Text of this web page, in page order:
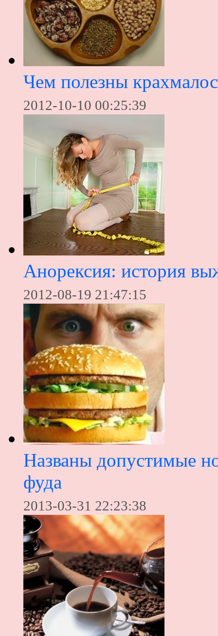
Чем полезны
2012-10-10 00:25:39
Анорексия: история
2012-08-19 21:47:15
Названы допустимые
фуда
2013-03-31 22:23:38